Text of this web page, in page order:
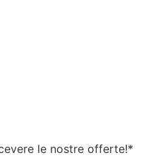
le nostre offerte!*